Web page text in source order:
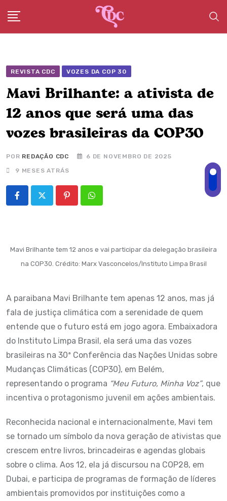
content
REVISTA CDC VOZES DA COP 30
Mavi Brilhante: a ativista de
12 anos que será uma das
vozes brasileiras da COP30
POR REDAÇÃO CDC
6 DE NOVEMBRO DE 2025
9 MESES ATRÁS
PinterestWhatsapp
Mavi Brilhante tem 12 anos e vai participar da delegação brasileira
na COP30. Crédito: Marx Vasconcelos/Instituto Limpa Brasil
A paraibana Mavi Brilhante tem apenas 12 anos, mas já
fala de justiça climática com a serenidade de quem
entende que o futuro está em jogo agora. Embaixadora
do Instituto Limpa Brasil, ela será uma das vozes
brasileiras na 30ª Conferência das Nações Unidas sobre
Mudanças Climáticas (COP30), em Belém,
representando o programa “Meu Futuro, Minha Voz”, que
incentiva o protagonismo juvenil em ações ambientais.
Reconhecida nacional e internacionalmente, Mavi tem
se tornado um símbolo da nova geração de ativistas que
crescem entre livros, brincadeiras e agendas globais
sobre o clima. Aos 12, ela já discursou na COP28, em
Dubai, e participa de programas de formação de líderes
ambientais promovidos por instituições como a